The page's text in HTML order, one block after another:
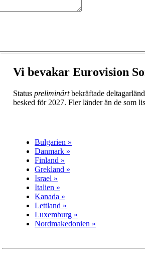
Vi bevakar Eurovision
Status preliminärtbekräftade
besked för 2027. Fler länder än de som
Bulgarien »
Danmark »
Finland »
Grekland »
Israel »
Italien »
Kanada »
Lettland »
Luxemburg »
Nordmakedonien »